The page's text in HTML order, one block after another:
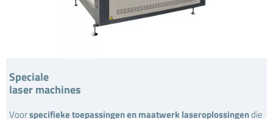
Speciale
laser machines
Voorspecifieke toepassingen en maatwerk laseroplossingendie